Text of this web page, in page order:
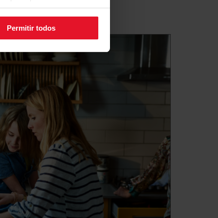
Permitir todos
de eletricidade? Utilize
ajusta automaticamente a
para 4°C e -18°C no
ideais para
energia. Poupança e